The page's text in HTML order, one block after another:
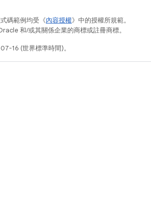
碼範例均受《內容授權》中的授權所規範。
和/或其關係企業的商標或註冊商標。
16 (世界標準時間)。